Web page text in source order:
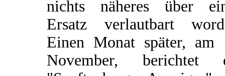
nichts näheres über
Ersatz verlautbart
Einen Monat später, am
November, berichtet